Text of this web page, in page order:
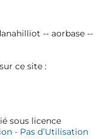
-- aorbase --
ce site :
sous licence